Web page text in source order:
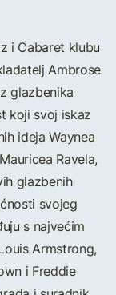
i Cabaret klubu
Ambrose
glazbenika
koji svoj iskaz
ideja Waynea
Ravela,
glazbenih
svojeg
s najvećim
Armstrong,
i Freddie